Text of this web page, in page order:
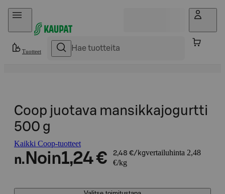
Hyppää sisältöön
Tuotteet
Coop juotava mansikkajogurtti
500 g
Kaikki Coop-tuotteet
n. Noin1,24 € 2,48 €/kgvertailuhinta 2,48
€/kg